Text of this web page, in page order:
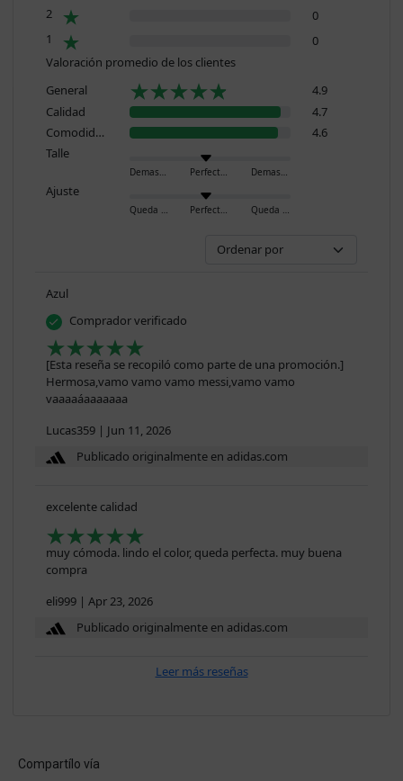
2
0
1
0
Valoración promedio de los clientes
General
4.9
Calidad
4.7
Comodidad
4.6
Talle
Demasiado pequeño Perfecto Demasiado grande
Ajuste
Queda ajustado Perfecto Queda holgado
Azul
Comprador verificado
[Esta reseña se recopiló como parte de una promoción.]
Hermosa,vamo vamo vamo messi,vamo vamo
vaaaaáaaaaaaa
Lucas359 | Jun 11, 2026
Publicado originalmente en adidas.com
excelente calidad
muy cómoda. lindo el color, queda perfecta. muy buena
compra
eli999 | Apr 23, 2026
Publicado originalmente en adidas.com
Leer más reseñas
Compartílo vía